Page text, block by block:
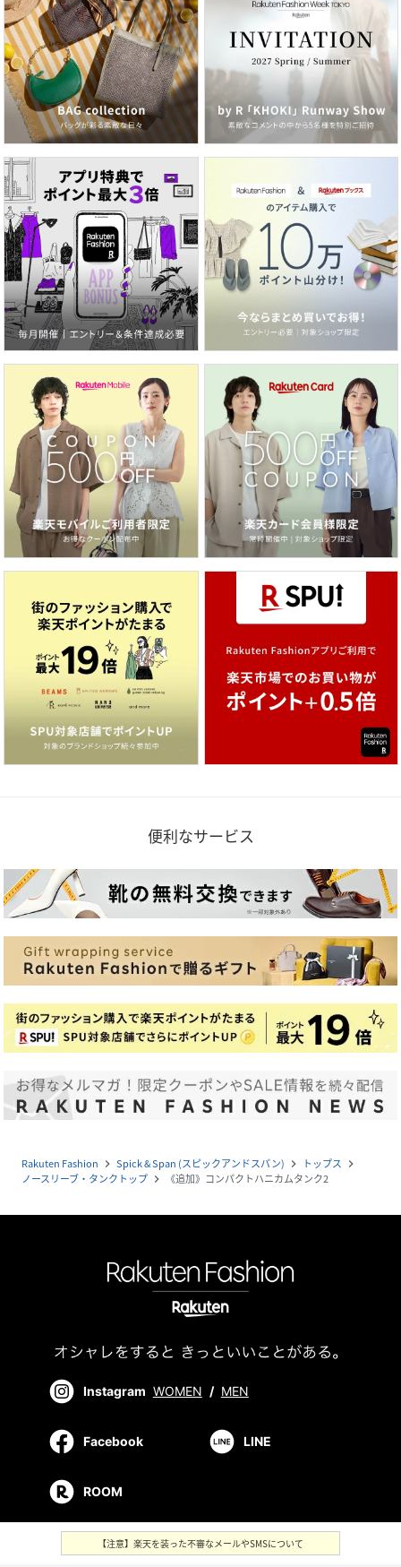
便利なサービス
Rakuten Fashion navigate_next Spick & Span (スピックアンドスパン) navigate_next トップス navigate_next
ノースリーブ・タンクトップ navigate_next 《追加》コンパクトハニカムタンク2
Instagram WOMEN / MEN
Facebook LINE
ROOM
【注意】楽天を装った不審なメールやSMSについて